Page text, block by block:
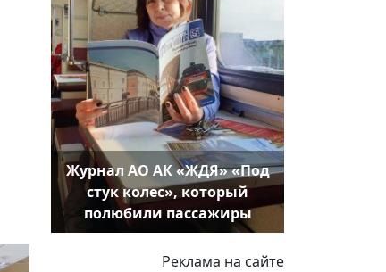
Журнал АО АК «ЖДЯ» «Под
стук колес», который
полюбили пассажиры
Реклама на сайте